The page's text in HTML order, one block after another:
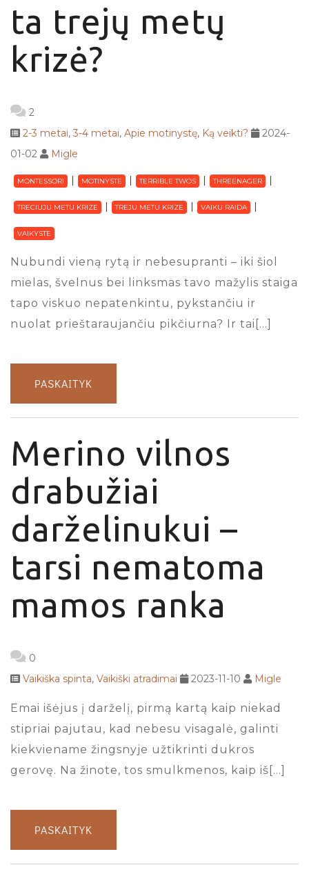
ta trejų metų
krizė?
2
2-3 metai, 3-4 metai, Apie motinystę, Ką veikti?
2024-
01-02
Migle
MONTESSORI MOTINYSTE TERRIBLE TWOS THREENAGER
TRECIUJU METU KRIZE TREJU METU KRIZE VAIKU RAIDA
VAIKYSTE
Nubundi vieną rytą ir nebesupranti – iki šiol
mielas, švelnus bei linksmas tavo mažylis staiga
tapo viskuo nepatenkintu, pykstančiu ir
nuolat prieštaraujančiu pikčiurna? Ir tai[…]
PASKAITYK
Merino vilnos
drabužiai
darželinukui –
tarsi nematoma
mamos ranka
0
Vaikiška spinta, Vaikiški atradimai 2023-11-10 Migle
Emai išėjus į darželį, pirmą kartą kaip niekad
stipriai pajutau, kad nebesu visagalė, galinti
kiekviename žingsnyje užtikrinti dukros
gerovę. Na žinote, tos smulkmenos, kaip iš[…]
PASKAITYK